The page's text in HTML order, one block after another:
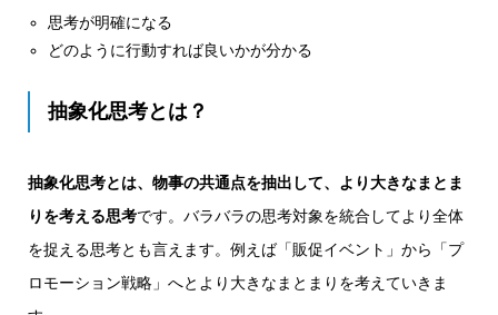
思考が明確になる
どのように行動すれば良いかが分かる
抽象化思考とは？
抽象化思考とは、物事の共通点を抽出して、より大きなまとま
りを考える思考です。バラバラの思考対象を統合してより全体
を捉える思考とも言えます。例えば「販促イベント」から「プ
ロモーション戦略」へとより大きなまとまりを考えていきま